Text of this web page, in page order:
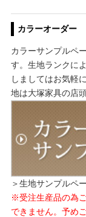
カラーオーダー
カラーサンプルペ
す。生地ランクに
しましてはお気軽
地は大塚家具の店
＞生地サンプルペ
※受注生産品の為
できません。予め